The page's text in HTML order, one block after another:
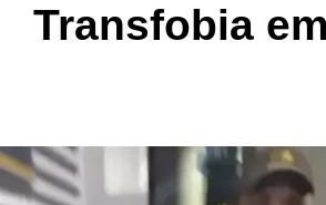
Transfobia